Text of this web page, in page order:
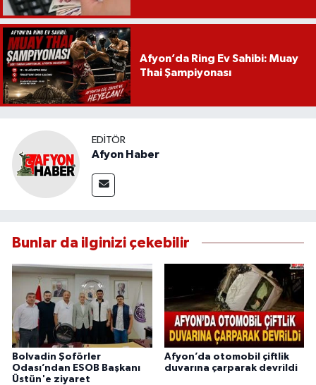
Afyon’da Ring Ev Sahibi: Muay
Thai Şampiyonası
EDITÖR
Afyon Haber
Bunlar da ilginizi çekebilir
Bolvadin Şoförler
Odası’ndan ESOB Başkanı
Üstün'e ziyaret
Afyon’da otomobil çiftlik
duvarına çarparak devrildi